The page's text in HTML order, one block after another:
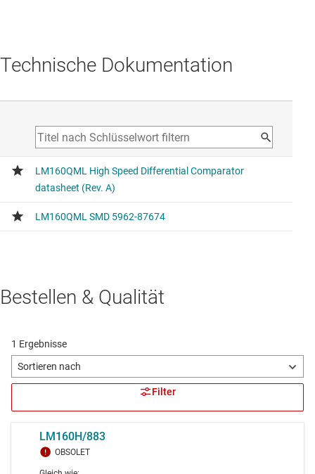
Technische Dokumentation
Bestellen & Qualität